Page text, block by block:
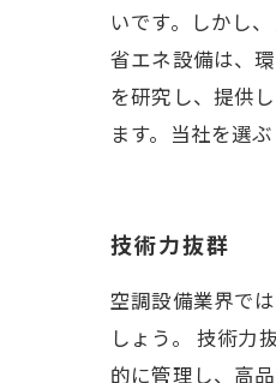
いです。しかし
省エネ設備は、
を研究し、提供
ます。当社を選
技術力抜群
空調設備業界で
しょう。 技術力
的に管理し、高